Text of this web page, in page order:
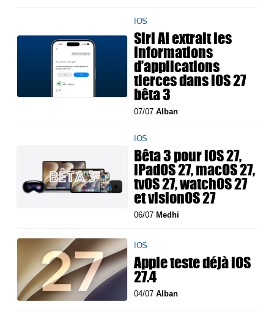
IOS
Siri AI extrait les
informations
d’applications
tierces dans iOS 27
bêta 3
07/07Alban
IOS
Bêta 3 pour iOS 27,
iPadOS 27, macOS 27,
tvOS 27, watchOS 27
et visionOS 27
06/07 Medhi
IOS
Apple teste déjà iOS
27.4
04/07Alban